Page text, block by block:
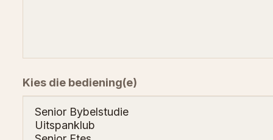
Kies die bediening(e)